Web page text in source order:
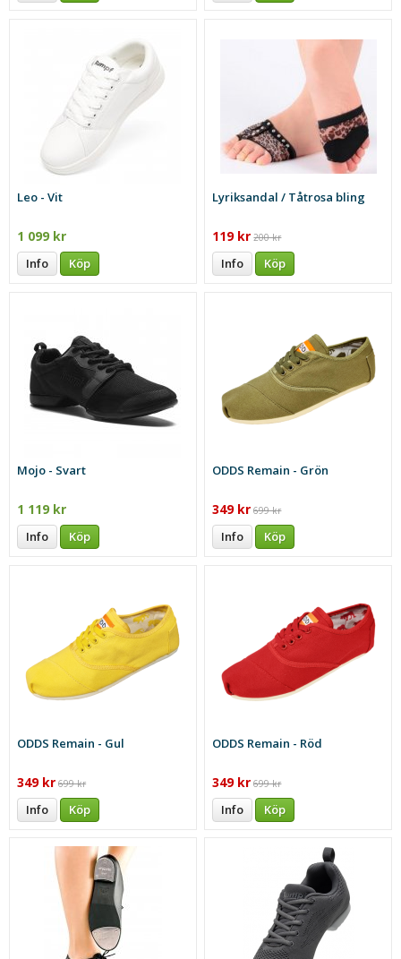
Leo - Vit
1 099 kr
Info Köp
Lyriksandal / Tåtrosa bling
119 kr 200 kr
Info Köp
Mojo - Svart
1 119 kr
Info Köp
ODDS Remain - Grön
349 kr 699 kr
Info Köp
ODDS Remain - Gul
349 kr 699 kr
Info Köp
ODDS Remain - Röd
349 kr 699 kr
Info Köp